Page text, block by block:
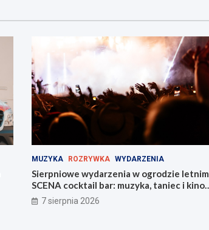
MUZYKA ROZRYWKA WYDARZENIA
Sierpniowe wydarzenia w ogrodzie letnim
SCENA cocktail bar: muzyka, taniec i kino
na świeżym powietrzu
7 sierpnia 2026